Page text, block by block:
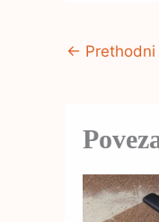
← Prethodni